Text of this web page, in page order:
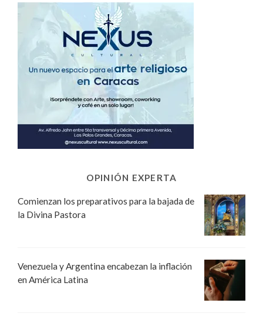
OPINIÓN EXPERTA
Comienzan los preparativos para la bajada de
la Divina Pastora
Venezuela y Argentina encabezan la inflación
en América Latina